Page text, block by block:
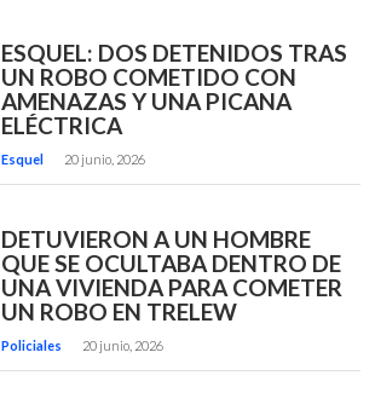
ESQUEL: DOS DETENIDOS TRAS
UN ROBO COMETIDO CON
AMENAZAS Y UNA PICANA
ELÉCTRICA
Esquel 20 junio, 2026
DETUVIERON A UN HOMBRE
QUE SE OCULTABA DENTRO DE
UNA VIVIENDA PARA COMETER
UN ROBO EN TRELEW
Policiales 20 junio, 2026